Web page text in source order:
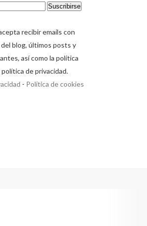
recibir emails con
blog, últimos posts y
así como la política
de privacidad.
- Política de cookies